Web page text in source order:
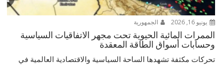
يونيو 16, 2026 الجمهورية
الممرات المائية الحيوية تحت مجهر الاتفاقيات السياسية
وحسابات أسواق الطاقة المعقدة
تحركات مكثفة تشهدها الساحة السياسية والاقتصادية العالمية في